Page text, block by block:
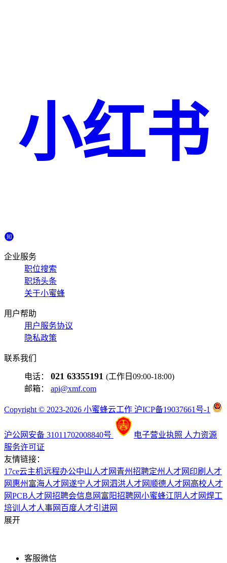
小红书
企业服务
职位搜索
职场头条
关于小蜜蜂
用户帮助
用户服务协议
隐私政策
联系我们
电话： 021 63355191 (工作日09:00-18:00)
邮箱： api@xmf.com
Copyright © 2023-2026 小蜜蜂云工作 沪ICP备19037661号-1
沪公网安备 31011702008840号 电子营业执照 人力资源
服务许可证
友情链接：
17ce云主机远程办公中山人才网 青州招聘定州人才网 印刷人才
网 惠州富海人才网遂宁人才网泗洪人才网 顺德人才网 高校人才
网PCB人才网招聘会信息网 富阳招聘网小蜜蜂江阴人才网焊工
培训 人才人事网 百度人才引进网
展开
客服微信